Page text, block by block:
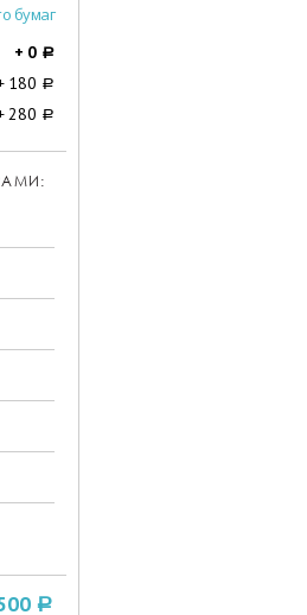
бумаг
+ 0 a
180 a
280 a
a